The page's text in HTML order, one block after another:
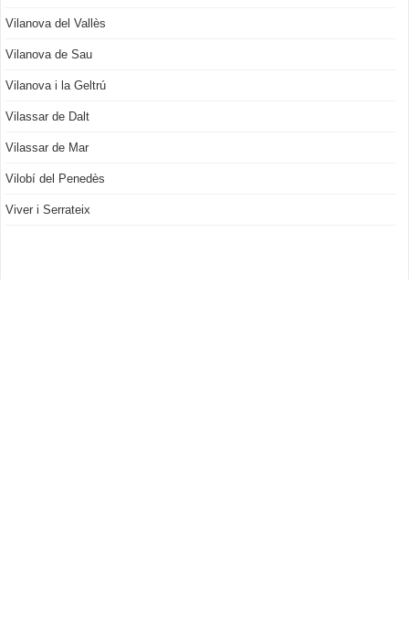
Vilanova del Vallès
Vilanova de Sau
Vilanova i la Geltrú
Vilassar de Dalt
Vilassar de Mar
Vilobí del Penedès
Viver i Serrateix